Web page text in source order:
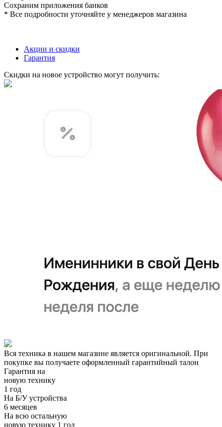
Сохраним приложения банков
* Все подробности уточняйте у менеджеров магазина
Акции и скидки
Гарантия
Скидки на новое устройство могут получить:
Вся техника в нашем магазине является оригинальной. При
покупке вы получаете оформленный гарантийный талон
Гарантия на
новую технику
1 год
На Б/У устройства
6 месяцев
На всю остальную
новую технику 1 год